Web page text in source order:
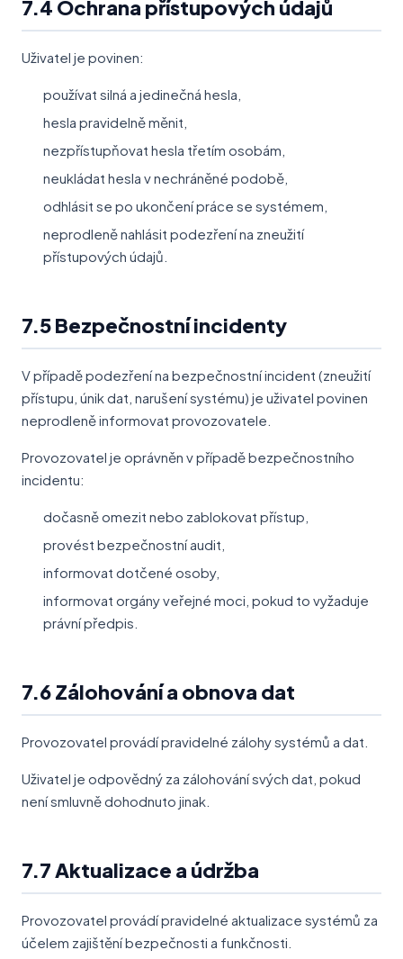
7.4 Ochrana přístupových údajů
Uživatel je povinen:
používat silná a jedinečná hesla,
hesla pravidelně měnit,
nezpřístupňovat hesla třetím osobám,
neukládat hesla v nechráněné podobě,
odhlásit se po ukončení práce se systémem,
neprodleně nahlásit podezření na zneužití
přístupových údajů.
7.5 Bezpečnostní incidenty
V případě podezření na bezpečnostní incident (zneužití
přístupu, únik dat, narušení systému) je uživatel povinen
neprodleně informovat provozovatele.
Provozovatel je oprávněn v případě bezpečnostního
incidentu:
dočasně omezit nebo zablokovat přístup,
provést bezpečnostní audit,
informovat dotčené osoby,
informovat orgány veřejné moci, pokud to vyžaduje
právní předpis.
7.6 Zálohování a obnova dat
Provozovatel provádí pravidelné zálohy systémů a dat.
Uživatel je odpovědný za zálohování svých dat, pokud
není smluvně dohodnuto jinak.
7.7 Aktualizace a údržba
Provozovatel provádí pravidelné aktualizace systémů za
účelem zajištění bezpečnosti a funkčnosti.